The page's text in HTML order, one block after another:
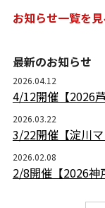
お知らせ一覧を見
最新のお知らせ
2026.04.12
4/12開催【2026
2026.03.22
3/22開催【淀川
2026.02.08
2/8開催【2026神